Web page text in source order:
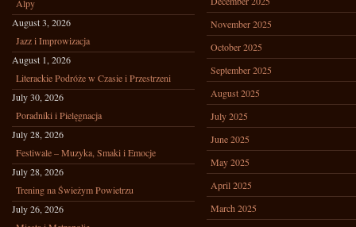
Alpy
August 3, 2026
Jazz i Improwizacja
August 1, 2026
Literackie Podróże w Czasie i Przestrzeni
July 30, 2026
Poradniki i Pielęgnacja
July 28, 2026
Festiwale – Muzyka, Smaki i Emocje
July 28, 2026
Trening na Świeżym Powietrzu
July 26, 2026
November 2025
October 2025
September 2025
August 2025
July 2025
June 2025
May 2025
April 2025
March 2025